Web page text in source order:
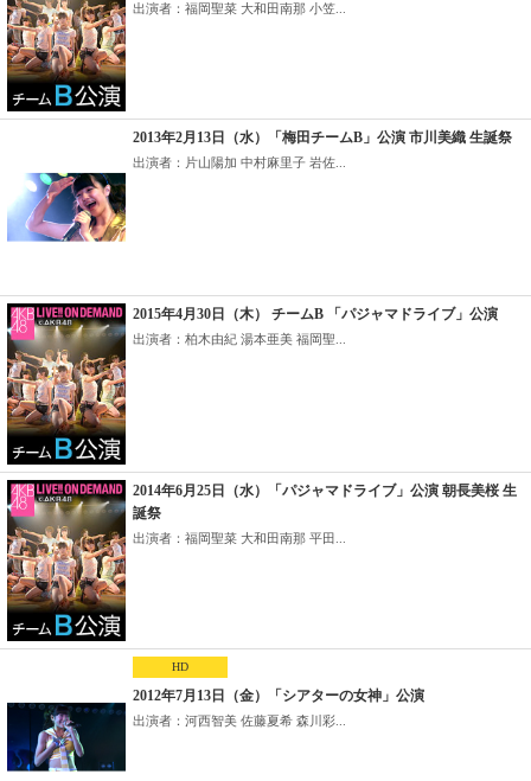
出演者：福岡聖菜 大和田南那 小笠...
2013年2月13日（水）「梅田チームB」公演 市川美織 生誕祭
出演者：片山陽加 中村麻里子 岩佐...
2015年4月30日（木） チームB 「パジャマドライブ」公演
出演者：柏木由紀 湯本亜美 福岡聖...
2014年6月25日（水）「パジャマドライブ」公演 朝長美桜 生
誕祭
出演者：福岡聖菜 大和田南那 平田...
HD
2012年7月13日（金）「シアターの女神」公演
出演者：河西智美 佐藤夏希 森川彩...